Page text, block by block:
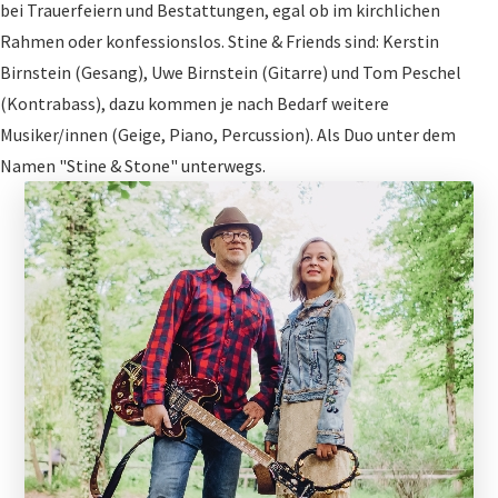
bei Trauerfeiern und Bestattungen, egal ob im kirchlichen
Rahmen oder konfessionslos. Stine & Friends sind: Kerstin
Birnstein (Gesang), Uwe Birnstein (Gitarre) und Tom Peschel
(Kontrabass), dazu kommen je nach Bedarf weitere
Musiker/innen (Geige, Piano, Percussion). Als Duo unter dem
Namen "Stine & Stone" unterwegs.